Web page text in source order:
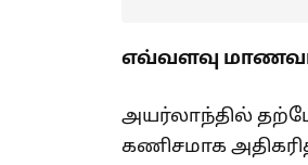
எவ்வளவு
அயர்லாந்தில்
கணிசமாக